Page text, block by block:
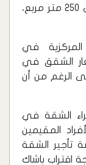
الشقق فيها من 65 متر مربع وتصل إلى 250 متر مربع،
المركزية في
الشقق في
الرغم من أن
شراء الشقة في
المقيمين
تأجير الشقة
اقتراب باشاك